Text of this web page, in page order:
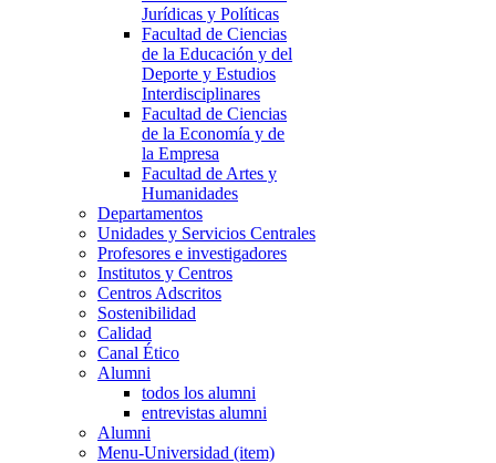
Jurídicas y Políticas
Facultad de Ciencias
de la Educación y del
Deporte y Estudios
Interdisciplinares
Facultad de Ciencias
de la Economía y de
la Empresa
Facultad de Artes y
Humanidades
Departamentos
Unidades y Servicios Centrales
Profesores e investigadores
Institutos y Centros
Centros Adscritos
Sostenibilidad
Calidad
Canal Ético
Alumni
todos los alumni
entrevistas alumni
Alumni
Menu-Universidad (item)